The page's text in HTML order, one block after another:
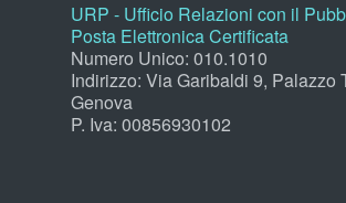
URP - Ufficio Relazioni con il
Posta Elettronica Certificata
Numero Unico: 010.1010
Indirizzo: Via Garibaldi 9, Palazzo
Genova
P. Iva: 00856930102